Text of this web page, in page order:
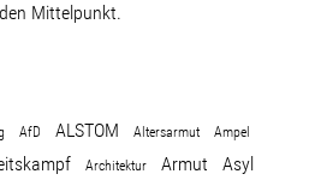
Mittelpunkt.
AfD ALSTOM Altersarmut Ampel
Architektur Armut Asyl